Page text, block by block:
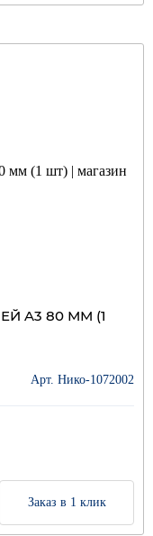
A3 80 ММ (1
Арт. Нико-1072002
Заказ в 1 клик